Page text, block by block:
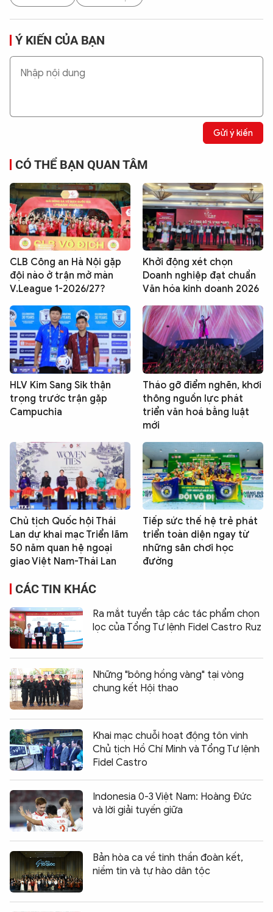
Ý KIẾN CỦA BẠN
Gửi ý kiến
CÓ THỂ BẠN QUAN TÂM
CLB Công an Hà Nội gặp
đội nào ở trận mở màn
V.League 1-2026/27?
Khởi động xét chọn
Doanh nghiệp đạt chuẩn
Văn hóa kinh doanh 2026
HLV Kim Sang Sik thận
trọng trước trận gặp
Campuchia
Tháo gỡ điểm nghẽn, khơi
thông nguồn lực phát
triển văn hoá bằng luật
mới
Chủ tịch Quốc hội Thái
Lan dự khai mạc Triển lãm
50 năm quan hệ ngoại
giao Việt Nam-Thái Lan
Tiếp sức thế hệ trẻ phát
triển toàn diện ngay từ
những sân chơi học
đường
CÁC TIN KHÁC
Ra mắt tuyển tập các tác phẩm chọn
lọc của Tổng Tư lệnh Fidel Castro Ruz
Những "bông hồng vàng" tại vòng
chung kết Hội thao
Khai mạc chuỗi hoạt động tôn vinh
Chủ tịch Hồ Chí Minh và Tổng Tư lệnh
Fidel Castro
Indonesia 0-3 Việt Nam: Hoàng Đức
và lời giải tuyến giữa
Bản hòa ca về tinh thần đoàn kết,
niềm tin và tự hào dân tộc